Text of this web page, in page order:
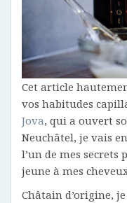
Cet article
vos habitudes
Jova, qui a ouvert
Neuchâtel, je vais
l’un de mes
jeune à mes
Châtain d’origine,